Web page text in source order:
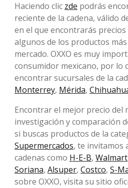
Haciendo clic zde podrás
reciente de la cadena, válido
en el que encontrarás
algunos de los productos
mercado. OXXO es muy
consumidor mexicano, por lo
encontrar sucursales de la
Monterrey, Mérida,
Encontrar el mejor precio del
investigación y comparación
si buscas productos de la
Supermercados, te invitamos
cadenas como H-E-B, Walmart
Soriana, Alsuper, Costco, S-
sobre OXXO, visita su sitio